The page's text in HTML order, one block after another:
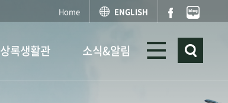
상록생활관 소식&알림
Home ENGLISH